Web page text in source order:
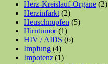
Herz-Kreislauf-Organe (2)
Herzinfarkt (2)
Heuschnupfen (5)
Hirntumor(1)
HIV / AIDS (6)
Impfung (4)
Impotenz (1)